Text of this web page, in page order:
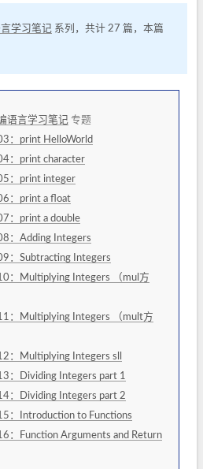
学习笔记 系列，共计 27 篇，本篇
语言学习笔记 专题
：print HelloWorld
：print character
：print integer
：print a float
：print a double
：Adding Integers
：Subtracting Integers
：Multiplying Integers （mul方
：Multiplying Integers （mult方
：Multiplying Integers sll
：Dividing Integers part 1
：Dividing Integers part 2
：Introduction to Functions
：Function Arguments and Return